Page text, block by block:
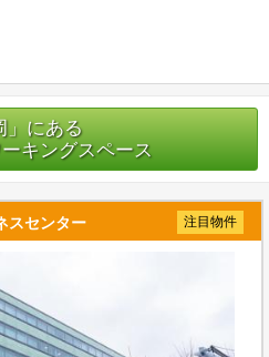
」にある
キングスペース
スセンター 注目物件